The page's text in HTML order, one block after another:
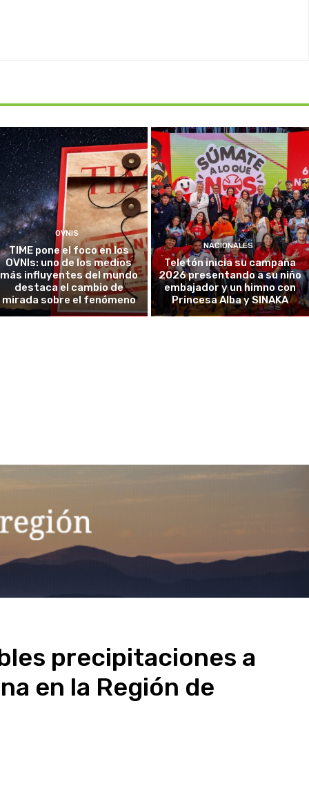
OVNIS
TIME pone el foco en los
OVNIs: uno de los medios
más influyentes del mundo
destaca el cambio de
mirada sobre el fenómeno
NACIONALES
Teletón inicia su campaña
2026 presentando a su niño
embajador y un himno con
Princesa Alba y SINAKA